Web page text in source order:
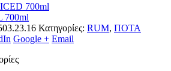
700ml
700ml
Κατηγορίες: RUM, ΠΟΤΑ
Google + Email